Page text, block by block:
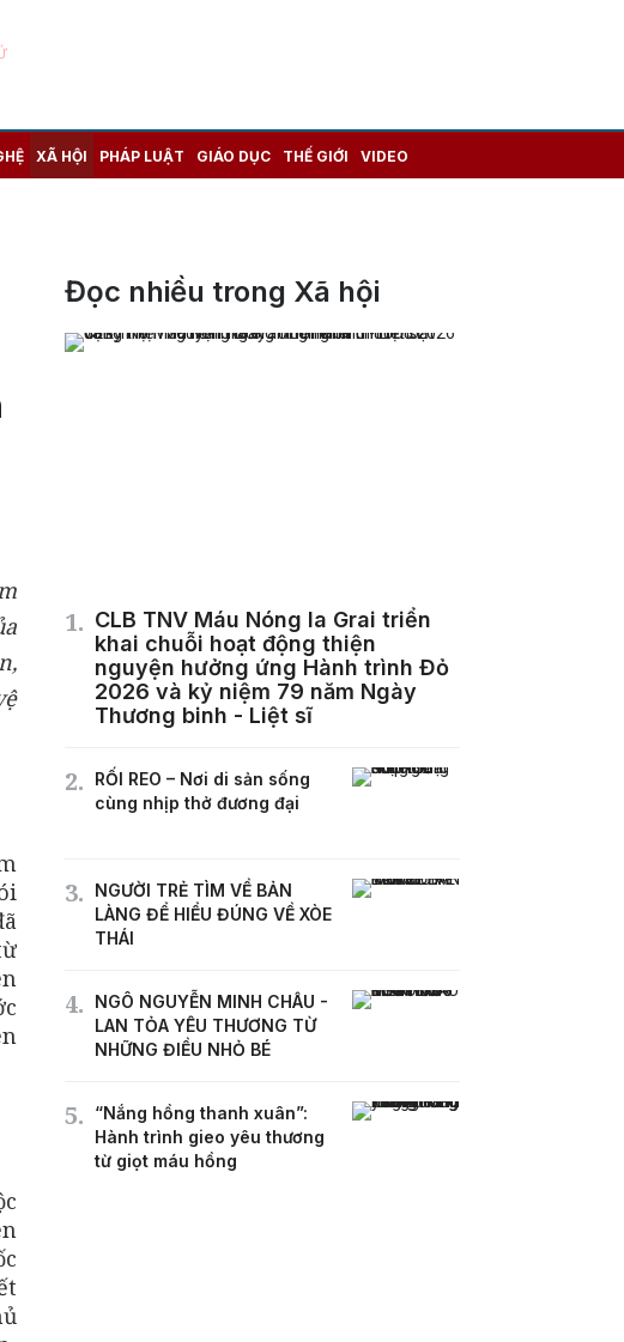
XÃ HỘI PHÁP LUẬT GIÁO DỤC THẾ GIỚI VIDEO
Đọc nhiều trong Xã hội
CLB TNV Máu Nóng Ia Grai triển
khai chuỗi hoạt động thiện
nguyện hưởng ứng Hành trình Đỏ
2026 và kỷ niệm 79 năm Ngày
Thương binh - Liệt sĩ
RỐI REO – Nơi di sản sống
cùng nhịp thở đương đại
NGƯỜI TRẺ TÌM VỀ BẢN
LÀNG ĐỂ HIỂU ĐÚNG VỀ XÒE
THÁI
NGÔ NGUYỄN MINH CHÂU -
LAN TỎA YÊU THƯƠNG TỪ
NHỮNG ĐIỀU NHỎ BÉ
“Nắng hồng thanh xuân”:
Hành trình gieo yêu thương
từ giọt máu hồng